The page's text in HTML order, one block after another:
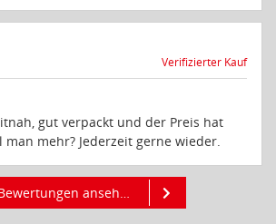
Verifizierter Kauf
gut verpackt und der Preis hat
man mehr? Jederzeit gerne wieder.
Alle Bewertungen ansehen